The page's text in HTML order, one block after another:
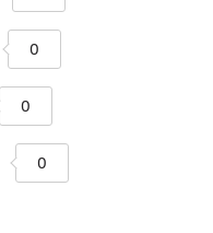
0
0
0